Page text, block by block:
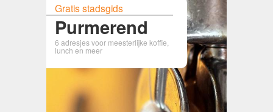
Gratis stadsgids
Purmerend
6 adresjes voor meesterlijke koffie,
lunch en meer